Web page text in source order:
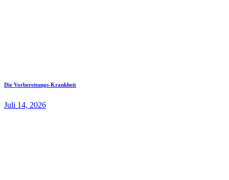
Die Vorbereitungs-Krankheit
Juli 14, 2026